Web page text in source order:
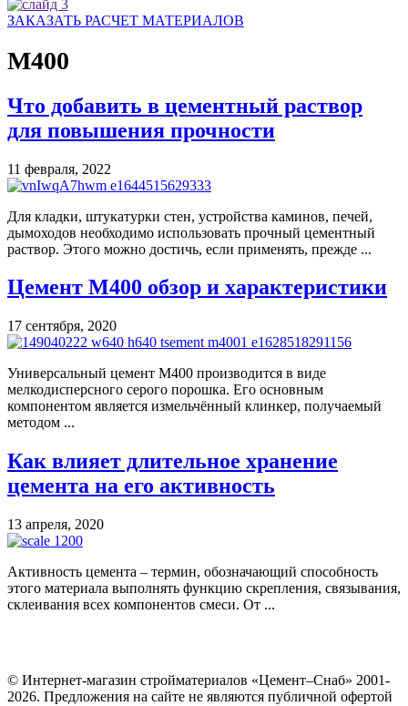
ЗАКАЗАТЬ РАСЧЕТ МАТЕРИАЛОВ
М400
Что добавить в цементный раствор
для повышения прочности
11 февраля, 2022
Для кладки, штукатурки стен, устройства каминов, печей,
дымоходов необходимо использовать прочный цементный
раствор. Этого можно достичь, если применять, прежде ...
Цемент М400 обзор и характеристики
17 сентября, 2020
Универсальный цемент М400 производится в виде
мелкодисперсного серого порошка. Его основным
компонентом является измельчённый клинкер, получаемый
методом ...
Как влияет длительное хранение
цемента на его активность
13 апреля, 2020
Активность цемента – термин, обозначающий способность
этого материала выполнять функцию скрепления, связывания,
склеивания всех компонентов смеси. От ...
© Интернет-магазин стройматериалов «Цемент–Снаб» 2001-
2026. Предложения на сайте не являются публичной офертой